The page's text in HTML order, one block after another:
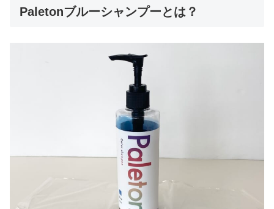
Paletonブルーシャンプーとは？